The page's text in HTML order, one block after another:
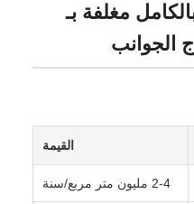
مغلفة بـ
القيمة
2-4 مليون متر مربع/سنة